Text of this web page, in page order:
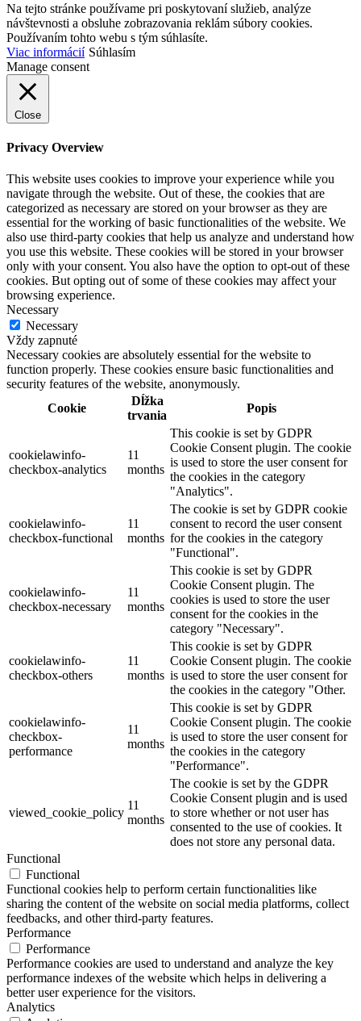
Na tejto stránke používame pri poskytovaní služieb, analýze
návštevnosti a obsluhe zobrazovania reklám súbory cookies.
Používaním tohto webu s tým súhlasíte.
Viac informácií Súhlasím
Manage consent
Close
Privacy Overview
This website uses cookies to improve your experience while you
navigate through the website. Out of these, the cookies that are
categorized as necessary are stored on your browser as they are
essential for the working of basic functionalities of the website. We
also use third-party cookies that help us analyze and understand how
you use this website. These cookies will be stored in your browser
only with your consent. You also have the option to opt-out of these
cookies. But opting out of some of these cookies may affect your
browsing experience.
Necessary
Necessary
Vždy zapnuté
Necessary cookies are absolutely essential for the website to
function properly. These cookies ensure basic functionalities and
security features of the website, anonymously.
Cookie
Dĺžka
trvania
Popis
cookielawinfo-
checkbox-analytics
11
months
This cookie is set by GDPR
Cookie Consent plugin. The cookie
is used to store the user consent for
the cookies in the category
"Analytics".
cookielawinfo-
checkbox-functional
11
months
The cookie is set by GDPR cookie
consent to record the user consent
for the cookies in the category
"Functional".
cookielawinfo-
checkbox-necessary
11
months
This cookie is set by GDPR
Cookie Consent plugin. The
cookies is used to store the user
consent for the cookies in the
category "Necessary".
cookielawinfo-
checkbox-others
11
months
This cookie is set by GDPR
Cookie Consent plugin. The cookie
is used to store the user consent for
the cookies in the category "Other.
cookielawinfo-
checkbox-
performance
11
months
This cookie is set by GDPR
Cookie Consent plugin. The cookie
is used to store the user consent for
the cookies in the category
"Performance".
viewed_cookie_policy
11
months
The cookie is set by the GDPR
Cookie Consent plugin and is used
to store whether or not user has
consented to the use of cookies. It
does not store any personal data.
Functional
Functional
Functional cookies help to perform certain functionalities like
sharing the content of the website on social media platforms, collect
feedbacks, and other third-party features.
Performance
Performance
Performance cookies are used to understand and analyze the key
performance indexes of the website which helps in delivering a
better user experience for the visitors.
Analytics